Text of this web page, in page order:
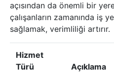
açısından da önemli bir
çalışanların zamanında iş
sağlamak, verimliliği artırır.
Hizmet
Türü
Açıklama